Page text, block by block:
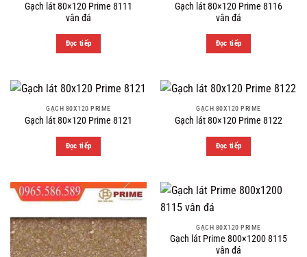
Gạch lát 80×120 Prime 8111
vân đá
Đọc tiếp
Gạch lát 80×120 Prime 8116
vân đá
Đọc tiếp
GẠCH 80X120 PRIME
Gạch lát 80×120 Prime 8121
Đọc tiếp
GẠCH 80X120 PRIME
Gạch lát 80×120 Prime 8122
Đọc tiếp
GẠCH 80X120 PRIME
Gạch lát Prime 800×1200 8115
vân đá